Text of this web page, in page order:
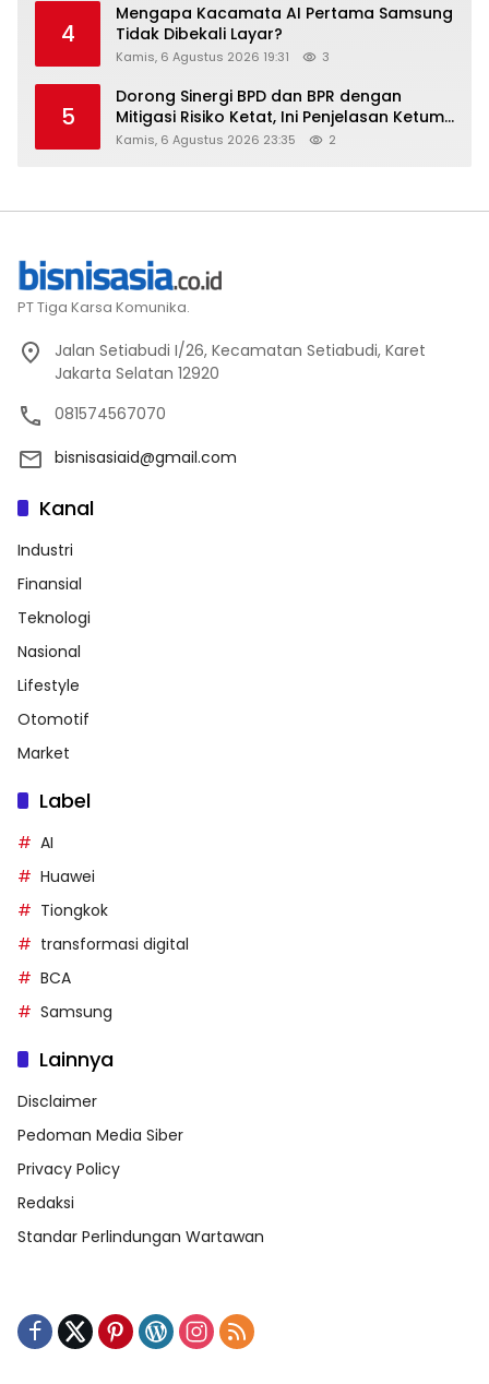
4
Mengapa Kacamata AI Pertama Samsung
Tidak Dibekali Layar?
Kamis, 6 Agustus 2026 19:31 3
5
Dorong Sinergi BPD dan BPR dengan
Mitigasi Risiko Ketat, Ini Penjelasan Ketum
Asbanda
Kamis, 6 Agustus 2026 23:35 2
PT Tiga Karsa Komunika.
Jalan Setiabudi I/26, Kecamatan Setiabudi, Karet
Jakarta Selatan 12920
081574567070
bisnisasiaid@gmail.com
Kanal
Industri
Finansial
Teknologi
Nasional
Lifestyle
Otomotif
Market
Label
AI
Huawei
Tiongkok
transformasi digital
BCA
Samsung
Lainnya
Disclaimer
Pedoman Media Siber
Privacy Policy
Redaksi
Standar Perlindungan Wartawan